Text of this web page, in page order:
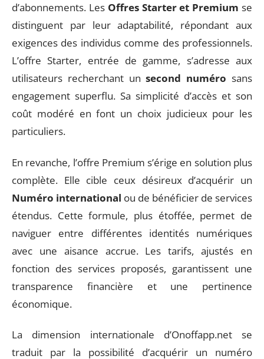
d’abonnements. Les Offres Starter et Premium se
distinguent par leur adaptabilité, répondant aux
exigences des individus comme des professionnels.
L’offre Starter, entrée de gamme, s’adresse aux
utilisateurs recherchant unsecond numéro sans
engagement superflu. Sa simplicité d’accès et son
coût modéré en font un choix judicieux pour les
particuliers.
En revanche, l’offre Premium s’érige en solution plus
complète. Elle cible ceux désireux d’acquérir un
Numéro international ou de bénéficier de services
étendus. Cette formule, plus étoffée, permet de
naviguer entre différentes identités numériques
avec une aisance accrue. Les tarifs, ajustés en
fonction des services proposés, garantissent une
transparence financière et une pertinence
économique.
La dimension internationale d’Onoffapp.net se
traduit par la possibilité d’acquérir un numéro